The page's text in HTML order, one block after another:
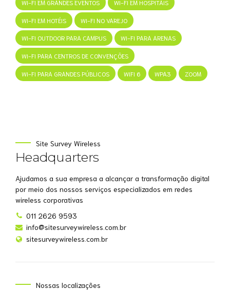
WI-FI EM GRANDES EVENTOS WI-FI EM HOSPITAIS
WI-FI EM HOTÉIS WI-FI NO VAREJO
WI-FI OUTDOOR PARA CAMPUS WI-FI PARA ARENAS
WI-FI PARA CENTROS DE CONVENÇÕES
WI-FI PARA GRANDES PÚBLICOS WIFI 6 WPA3 ZOOM
Site Survey Wireless
Headquarters
Ajudamos a sua empresa a alcançar a transformação digital
por meio dos nossos serviços especializados em redes
wireless corporativas
011 2626 9593
info@sitesurveywireless.com.br
sitesurveywireless.com.br
Nossas localizações